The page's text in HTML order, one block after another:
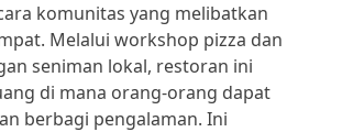
komunitas yang melibatkan
Melalui workshop pizza dan
seniman lokal, restoran ini
di mana orang-orang dapat
berbagi pengalaman. Ini